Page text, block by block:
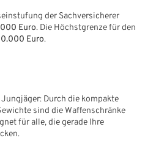
der Sachversicherer
Euro. Die Höchstgrenze für den
Euro.
Durch die kompakte
sind die Waffenschränke
für alle, die gerade Ihre